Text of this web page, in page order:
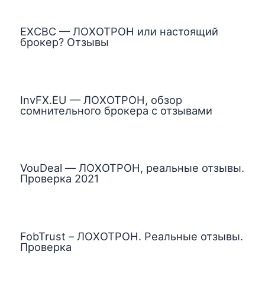
EXCBC — ЛОХОТРОН или настоящий
брокер? Отзывы
InvFX.EU — ЛОХОТРОН, обзор
сомнительного брокера с отзывами
VouDeal — ЛОХОТРОН, реальные отзывы.
Проверка 2021
FobTrust – ЛОХОТРОН. Реальные отзывы.
Проверка